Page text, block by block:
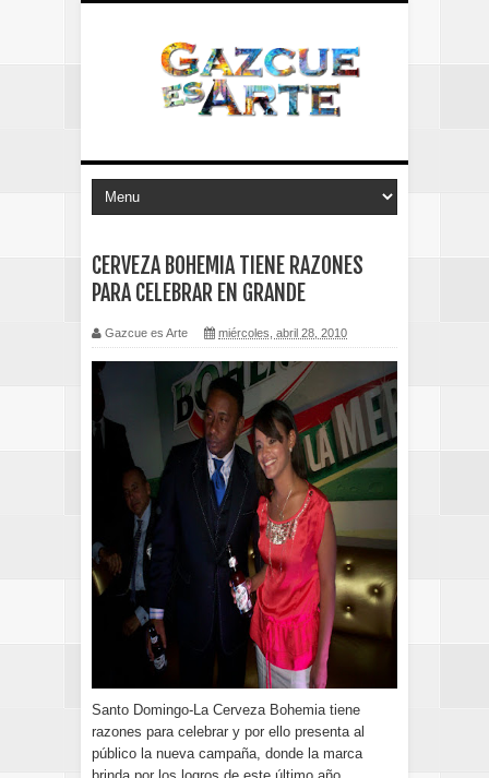
CERVEZA BOHEMIA TIENE RAZONES
PARA CELEBRAR EN GRANDE
Gazcue es Arte miércoles, abril 28, 2010
Santo Domingo-La Cerveza Bohemia tiene
razones para celebrar y por ello presenta al
público la nueva campaña, donde la marca